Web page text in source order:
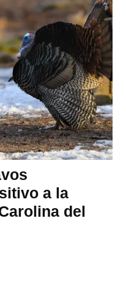
a la
del